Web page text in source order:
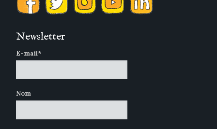
Newsletter
E-mail*
Nom